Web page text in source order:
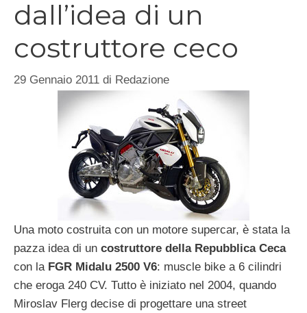
dall’idea di un
costruttore ceco
29 Gennaio 2011 di Redazione
Una moto costruita con un motore supercar, è stata la
pazza idea di un costruttore della Repubblica Ceca
con la FGR Midalu 2500 V6: muscle bike a 6 cilindri
che eroga 240 CV. Tutto è iniziato nel 2004, quando
Miroslav Flerg decise di progettare una street